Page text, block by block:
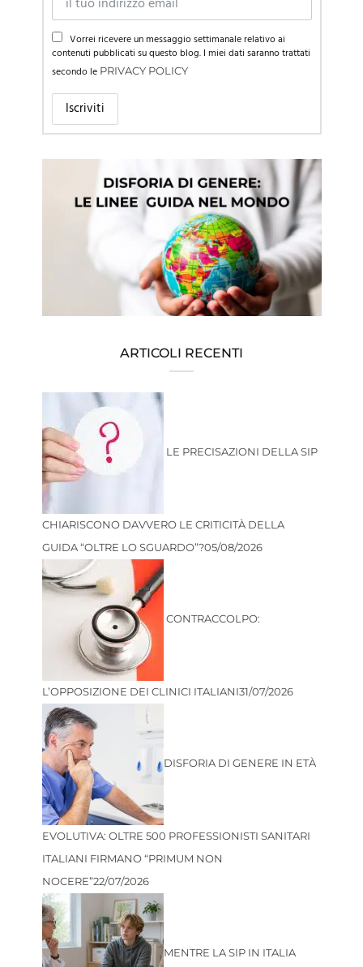
Vorrei ricevere un messaggio settimanale relativo ai
contenuti pubblicati su questo blog. I miei dati saranno trattati
secondo le PRIVACY POLICY
ARTICOLI RECENTI
LE PRECISAZIONI DELLA SIP
CHIARISCONO DAVVERO LE CRITICITÀ DELLA
GUIDA “OLTRE LO SGUARDO”?05/08/2026
CONTRACCOLPO:
L’OPPOSIZIONE DEI CLINICI ITALIANI31/07/2026
DISFORIA DI GENERE IN ETÀ
EVOLUTIVA: OLTRE 500 PROFESSIONISTI SANITARI
ITALIANI FIRMANO “PRIMUM NON
NOCERE”22/07/2026
MENTRE LA SIP IN ITALIA